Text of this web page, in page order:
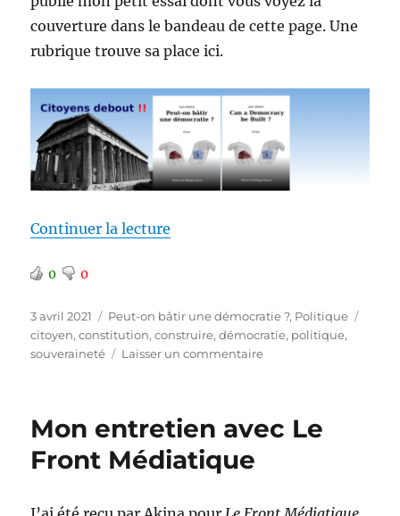
couverture dans le bandeau de cette page. Une
rubrique trouve sa place ici.
Continuer la lecture
0 0
Publié
le
3 avril 2021 Catégories
Peut-on bâtir une démocratie ?, Politique
citoyen,constitution,construire,démocratie, politique,
souveraineté
Laisser un commentairesur
Mon entretien avec Le
Front Médiatique